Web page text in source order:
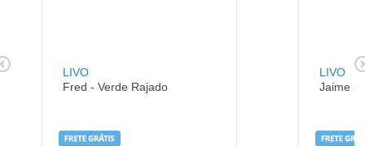
LIVO
Fred - Verde Rajado
LIVO
Jaime -